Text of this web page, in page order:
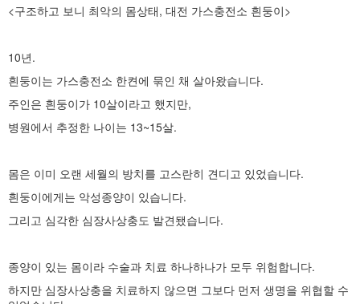
<구조하고 보니 최악의 몸상태, 대전 가스충전소 흰둥이>
10년.
흰둥이는 가스충전소 한켠에 묶인 채 살아왔습니다.
주인은 흰둥이가 10살이라고 했지만,
병원에서 추정한 나이는 13~15살.
몸은 이미 오랜 세월의 방치를 고스란히 견디고 있었습니다.
흰둥이에게는 악성종양이 있습니다.
그리고 심각한 심장사상충도 발견됐습니다.
종양이 있는 몸이라 수술과 치료 하나하나가 모두 위험합니다.
하지만 심장사상충을 치료하지 않으면 그보다 먼저 생명을 위협할 수